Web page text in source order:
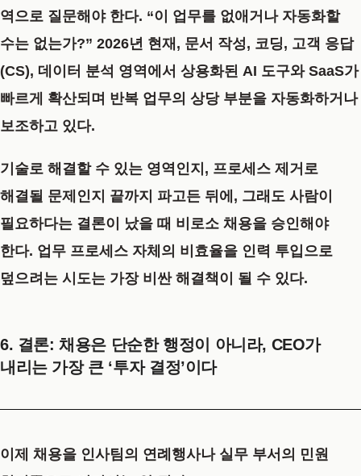
역으로 질문해야 한다. “이 업무를 없애거나 자동화할
수는 없는가?” 2026년 현재, 문서 작성, 코딩, 고객 응답
(CS), 데이터 분석 영역에서 상용화된 AI 도구와 SaaS가
빠르게 확산되며 반복 업무의 상당 부분을 자동화하거나
보조하고 있다.
기술로 해결할 수 있는 영역인지, 프로세스 제거로
해결될 문제인지 끝까지 파고든 뒤에, 그래도 사람이
필요하다는 결론이 났을 때 비로소 채용을 승인해야
한다. 업무 프로세스 자체의 비효율을 인력 투입으로
덮으려는 시도는 가장 비싼 해결책이 될 수 있다.
6. 결론: 채용은 단순한 행정이 아니라, CEO가
내리는 가장 큰 ‘투자 결정’이다
이제 채용을 인사팀의 연례행사나 실무 부서의 민원